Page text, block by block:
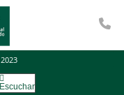
2023
Escuchar